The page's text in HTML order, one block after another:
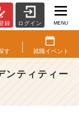
録 ログイン MENU
す 就職イベント
ンティティー